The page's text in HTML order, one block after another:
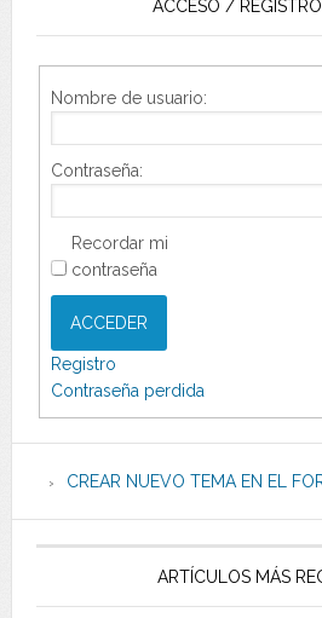
ACCESO /
Nombre de usuario:
Contraseña:
Recordar mi
contraseña
ACCEDER
Registro
Contraseña perdida
CREAR NUEVO TEMA EN EL
ARTÍCULOS MÁS